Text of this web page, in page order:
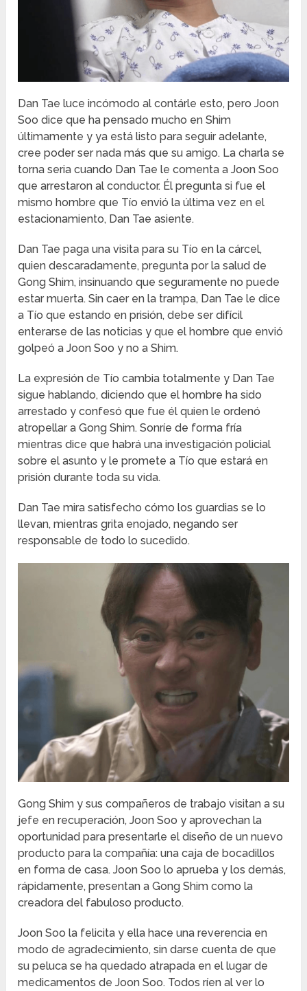
Dan Tae luce incómodo al contárle esto, pero Joon
Soo dice que ha pensado mucho en Shim
últimamente y ya está listo para seguir adelante,
cree poder ser nada más que su amigo. La charla se
torna seria cuando Dan Tae le comenta a Joon Soo
que arrestaron al conductor. Él pregunta si fue el
mismo hombre que Tío envió la última vez en el
estacionamiento, Dan Tae asiente.
Dan Tae paga una visita para su Tío en la cárcel,
quien descaradamente, pregunta por la salud de
Gong Shim, insinuando que seguramente no puede
estar muerta. Sin caer en la trampa, Dan Tae le dice
a Tío que estando en prisión, debe ser difícil
enterarse de las noticias y que el hombre que envió
golpeó a Joon Soo y no a Shim.
La expresión de Tío cambia totalmente y Dan Tae
sigue hablando, diciendo que el hombre ha sido
arrestado y confesó que fue él quien le ordenó
atropellar a Gong Shim. Sonríe de forma fría
mientras dice que habrá una investigación policial
sobre el asunto y le promete a Tío que estará en
prisión durante toda su vida.
Dan Tae mira satisfecho cómo los guardias se lo
llevan, mientras grita enojado, negando ser
responsable de todo lo sucedido.
Gong Shim y sus compañeros de trabajo visitan a su
jefe en recuperación, Joon Soo y aprovechan la
oportunidad para presentarle el diseño de un nuevo
producto para la compañía: una caja de bocadillos
en forma de casa. Joon Soo lo aprueba y los demás,
rápidamente, presentan a Gong Shim como la
creadora del fabuloso producto.
Joon Soo la felicita y ella hace una reverencia en
modo de agradecimiento, sin darse cuenta de que
su peluca se ha quedado atrapada en el lugar de
medicamentos de Joon Soo. Todos ríen al ver lo